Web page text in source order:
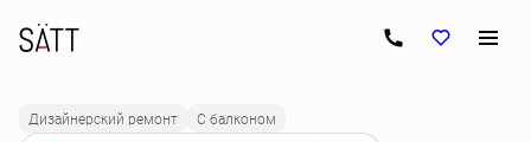
2-комнатная 10 164 000 руб.
Ипотека
Дизайнерский ремонт
С балконом